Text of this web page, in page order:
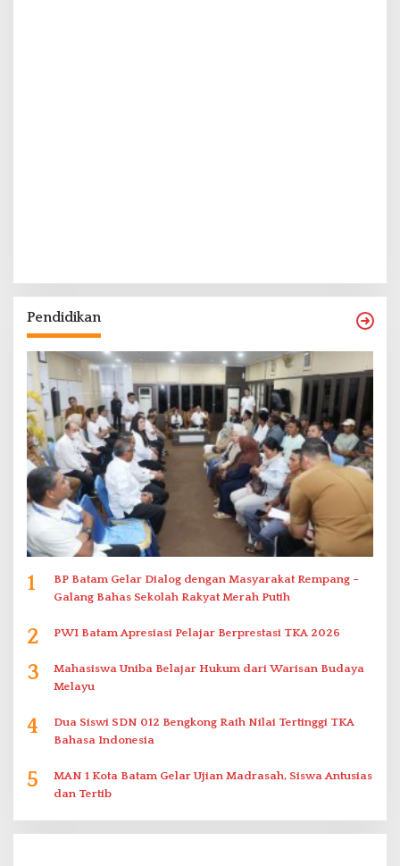
Pendidikan
1
BP Batam Gelar Dialog dengan Masyarakat Rempang –
Galang Bahas Sekolah Rakyat Merah Putih
2 PWI Batam Apresiasi Pelajar Berprestasi TKA 2026
3
Mahasiswa Uniba Belajar Hukum dari Warisan Budaya
Melayu
4
Dua Siswi SDN 012 Bengkong Raih Nilai Tertinggi TKA
Bahasa Indonesia
5
MAN 1 Kota Batam Gelar Ujian Madrasah, Siswa Antusias
dan Tertib